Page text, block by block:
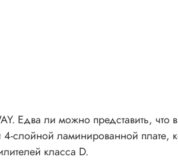
Едва ли можно представить,
ламинированной плате,
класса D.